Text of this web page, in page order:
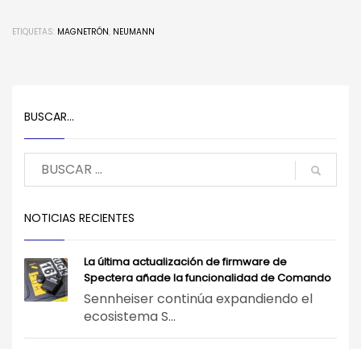
ETIQUETAS: MAGNETRÓN, NEUMANN
BUSCAR…
NOTICIAS RECIENTES
La última actualización de firmware de
Spectera añade la funcionalidad de Comando
Sennheiser continúa expandiendo el
ecosistema S...